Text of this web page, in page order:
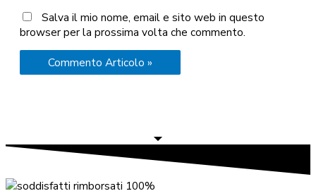
Salva il mio nome, email e sito web in questo
browser per la prossima volta che commento.